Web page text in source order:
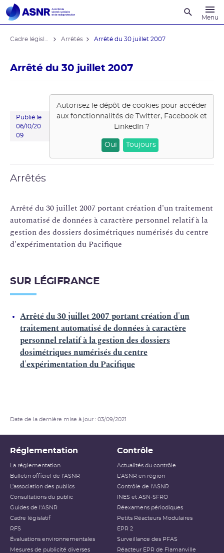
Menu
Arrêtés Arrêté du 30 juillet 2007
Arrêté du 30 juillet 2007
Publié le
06/10/20
09
Autorisez le dépôt de cookies pour accéder
aux fonctionnalités deTwitter, Facebook et
LinkedIn ?
Oui Toujours
Arrêtés
Arrêté du 30 juillet 2007 portant création d'un traitement
automatisé de données à caractère personnel relatif à la
gestion des dossiers dosimétriques numérisés du centre
d'expérimentation du Pacifique
SUR LÉGIFRANCE
Arrêté du 30 juillet 2007 portant création d'un
traitement automatisé de données à caractère
personnel relatif à la gestion des dossiers
dosimétriques numérisés du centre
d'expérimentation du Pacifique
Date de la dernière mise à jour : 03/09/2021
Réglementation
La réglementation
Bulletin officiel de l'ASNR
L’association des publics
Consultations du public
Guides de l'ASNR
Cadre législatif
RFS
Évaluations environnementales
Mesures de publicité diverses
Contrôle
Actualités du contrôle
L'ASNR en région
Contrôle de l'ASNR
INES et ASN-SFRO
Réexamens périodiques
Petits Réacteurs Modulaires
EPR 2
Surveillance des PFAS
Réacteur EPR de Flamanville